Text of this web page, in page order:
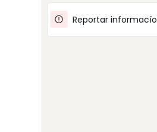
Reportar